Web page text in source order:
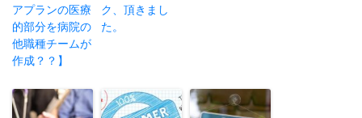
アプランの医療
的部分を病院の
他職種チームが
作成？？】
ク、頂きまし
た。